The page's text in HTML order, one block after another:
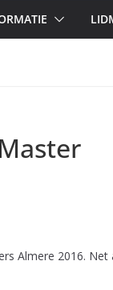
Almere 2016. Net